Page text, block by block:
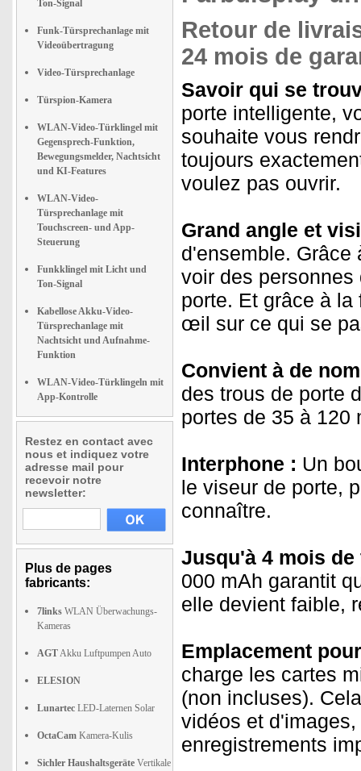
Ton-Signal
Funk-Türsprechanlage mit
Videoübertragung
Video-Türsprechanlage
Türspion-Kamera
WLAN-Video-Türklingel mit
Gegensprech-Funktion,
Bewegungsmelder, Nachtsicht
und KI-Features
WLAN-Video-
Türsprechanlage mit
Touchscreen- und App-
Steuerung
Funkklingel mit Licht und
Ton-Signal
Kabellose Akku-Video-
Türsprechanlage mit
Nachtsicht und Aufnahme-
Funktion
WLAN-Video-Türklingeln mit
App-Kontrolle
Restez en contact avec
nous et indiquez votre
adresse mail pour
recevoir notre
newsletter:
Plus de pages
fabricants:
7links WLAN Überwachungs-
Kameras
AGTAkku Luftpumpen Auto
ELESION
Lunartec LED-Laternen Solar
OctaCam Kamera-Kulis
Sichler Haushaltsgeräte Vertikale
Retour de
24 mois de
Savoir qui se
porte intelligente,
souhaite vous
toujours
voulez pas ouvrir.
Grand angle et
d'ensemble. Grâce
voir des
porte. Et grâce à
œil sur ce qui se
Convient à de
des trous de porte
portes de 35 à 120
Interphone : Un
le viseur de porte,
connaître.
Jusqu'à 4 mois
000 mAh garantit
elle devient faible,
Emplacement
charge les cartes
(non incluses).
vidéos et
enregistrements